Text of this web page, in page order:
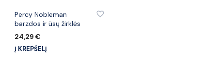
Percy Nobleman
barzdos ir ūsų žirklės
24,29 €
Į KREPŠELĮ